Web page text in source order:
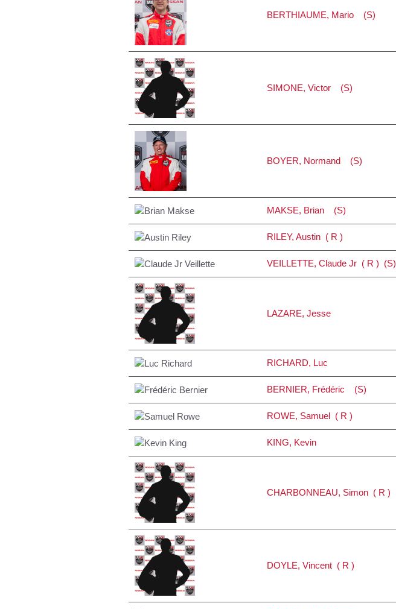
BERTHIAUME, Mario (S)
SIMONE, Victor (S)
BOYER, Normand (S)
MAKSE, Brian (S)
RILEY, Austin ( R )
VEILLETTE, Claude Jr ( R ) (S)
LAZARE, Jesse
RICHARD, Luc
BERNIER, Frédéric (S)
ROWE, Samuel ( R )
KING, Kevin
CHARBONNEAU, Simon ( R )
DOYLE, Vincent ( R )